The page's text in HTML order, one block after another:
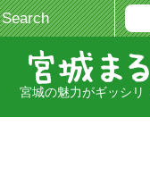
Search
宮城の魅力がギッシリ